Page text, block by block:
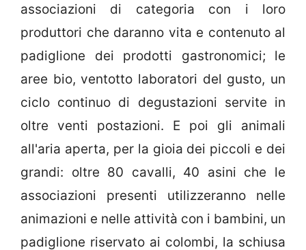
associazioni di categoria con i loro
produttori che daranno vita e contenuto al
padiglione dei prodotti gastronomici; le
aree bio, ventotto laboratori del gusto, un
ciclo continuo di degustazioni servite in
oltre venti postazioni. E poi gli animali
all'aria aperta, per la gioia dei piccoli e dei
grandi: oltre 80 cavalli, 40 asini che le
associazioni presenti utilizzeranno nelle
animazioni e nelle attività con i bambini, un
padiglione riservato ai colombi, la schiusa